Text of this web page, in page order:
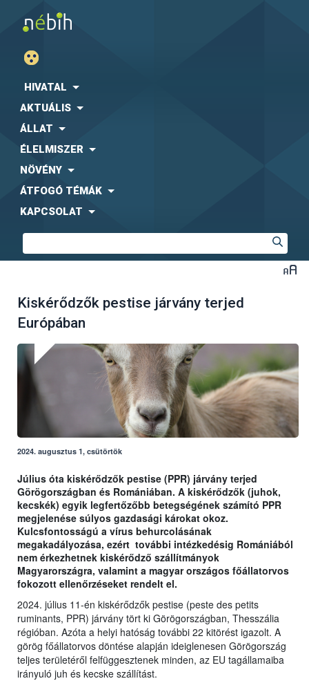
HIVATAL
AKTUÁLIS
ÁLLAT
ÉLELMISZER
NÖVÉNY
ÁTFOGÓ TÉMÁK
KAPCSOLAT
Kiskérődzők pestise járvány terjed
Európában
2024. augusztus 1, csütörtök
Július óta kiskérődzők pestise (PPR) járvány terjed
Görögországban és Romániában. A kiskérődzők (juhok,
kecskék) egyik legfertőzőbb betegségének számító PPR
megjelenése súlyos gazdasági károkat okoz.
Kulcsfontosságú a vírus behurcolásának
megakadályozása, ezért további intézkedésig Romániából
nem érkezhetnek kiskérődző szállítmányok
Magyarországra, valamint a magyar országos főállatorvos
fokozott ellenőrzéseket rendelt el.
2024. július 11-én kiskérődzők pestise (peste des petits
ruminants, PPR) járvány tört ki Görögországban, Thesszália
régióban. Azóta a helyi hatóság további 22 kitörést igazolt. A
görög főállatorvos döntése alapján ideiglenesen Görögország
teljes területéről felfüggesztenek minden, az EU tagállamaiba
irányuló juh és kecske szállítást.